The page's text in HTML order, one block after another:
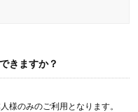
きますか？
様のみのご利用となります。